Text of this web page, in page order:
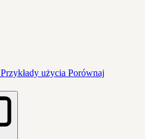
Przykłady użycia Porównaj